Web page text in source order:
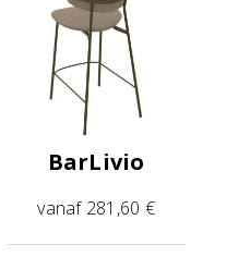
BarLivio
vanaf 281,60 €